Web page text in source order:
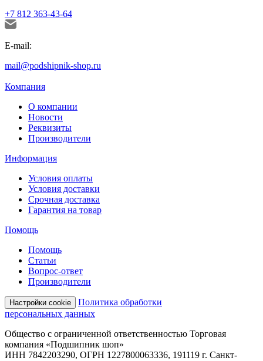
+7 812 363-43-64
E-mail:
mail@podshipnik-shop.ru
Компания
О компании
Новости
Реквизиты
Производители
Информация
Условия оплаты
Условия доставки
Срочная доставка
Гарантия на товар
Помощь
Помощь
Статьи
Вопрос-ответ
Производители
Настройки cookie
Политика обработки
персональных данных
Общество с ограниченной ответственностью Торговая
компания «Подшипник шоп»
ИНН 7842203290, ОГРН 1227800063336, 191119 г. Санкт-